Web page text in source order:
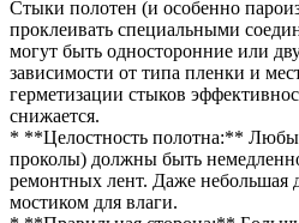
Стыки полотен (и особенно
проклеивать специальными
могут быть односторонние или
зависимости от типа пленки и
герметизации стыков
снижается.
* **Целостность полотна:**
проколы) должны быть
ремонтных лент. Даже небольшая
мостиком для влаги.